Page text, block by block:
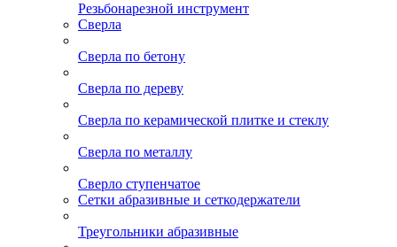
Резьбонарезной инструмент
Сверла
Сверла по бетону
Сверла по дереву
Сверла по керамической плитке и стеклу
Сверла по металлу
Сверло ступенчатое
Сетки абразивные и сеткодержатели
Треугольники абразивные